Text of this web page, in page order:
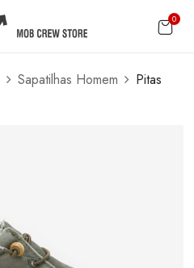
0
Sapatilhas Homem
Pitas